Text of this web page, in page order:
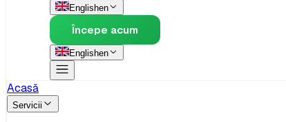
Englishen
Începe acum
Englishen
Acasă
Servicii